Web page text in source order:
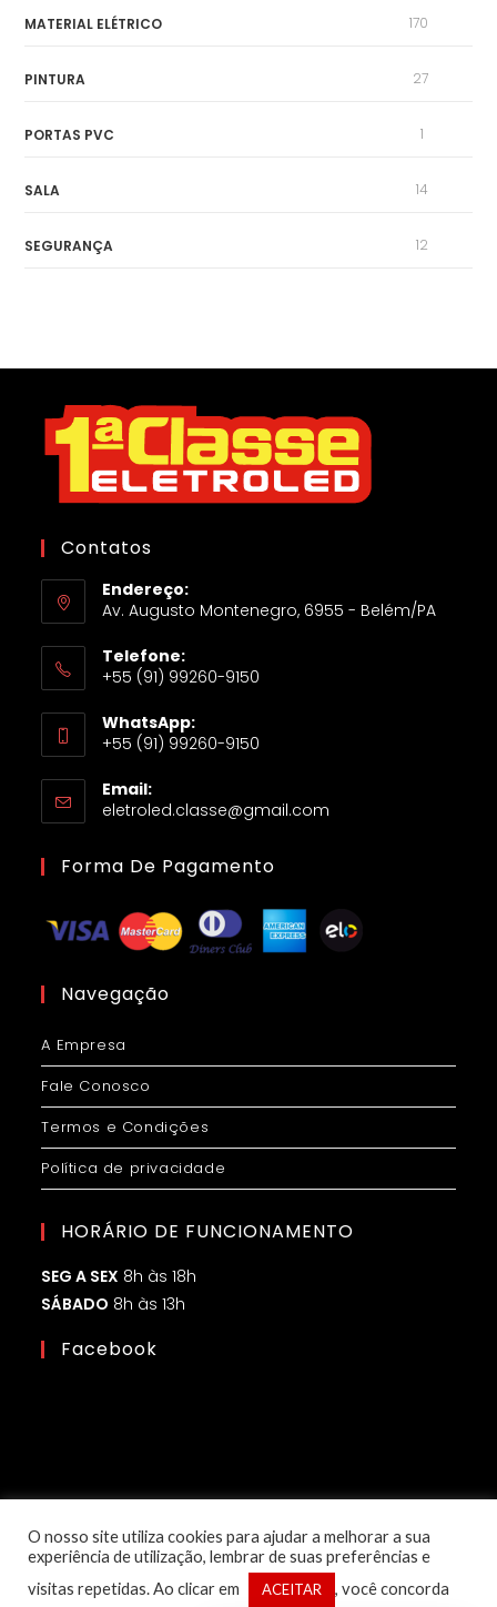
MATERIAL ELÉTRICO 170
PINTURA 27
PORTAS PVC 1
SALA 14
SEGURANÇA 12
Contatos
Endereço:
Av. Augusto Montenegro, 6955 - Belém/PA
Telefone:
+55 (91) 99260-9150
WhatsApp:
+55 (91) 99260-9150
Email:
eletroled.classe@gmail.com
Forma De Pagamento
Navegação
A Empresa
Fale Conosco
Termos e Condições
Política de privacidade
HORÁRIO DE FUNCIONAMENTO
SEG A SEX 8h às 18h
SÁBADO 8h às 13h
Facebook
O nosso site utiliza cookies para ajudar a melhorar a sua
experiência de utilização, lembrar de suas preferências e
visitas repetidas. Ao clicar em
ACEITAR , você concorda